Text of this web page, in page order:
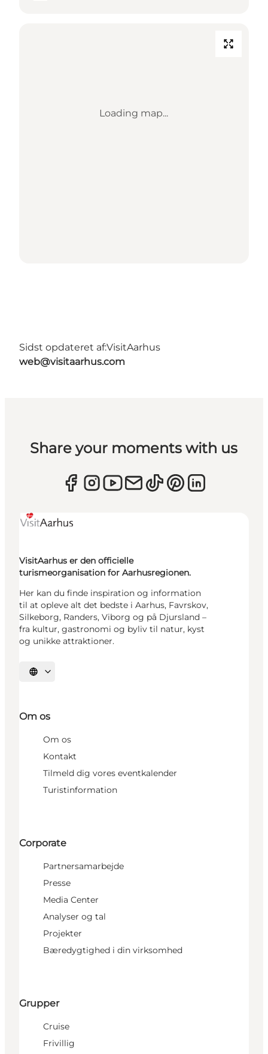
Loading map...
Sidst opdateret af:VisitAarhus
web@visitaarhus.com
Share your moments with us
VisitAarhus er den officielle
turismeorganisation for Aarhusregionen.
Her kan du finde inspiration og information
til at opleve alt det bedste i Aarhus, Favrskov,
Silkeborg, Randers, Viborg og på Djursland –
fra kultur, gastronomi og byliv til natur, kyst
og unikke attraktioner.
Vælg sprog
Om os
Om os
Kontakt
Tilmeld dig vores eventkalender
Turistinformation
Corporate
Partnersamarbejde
Presse
Media Center
Analyser og tal
Projekter
Bæredygtighed i din virksomhed
Grupper
Cruise
Frivillig